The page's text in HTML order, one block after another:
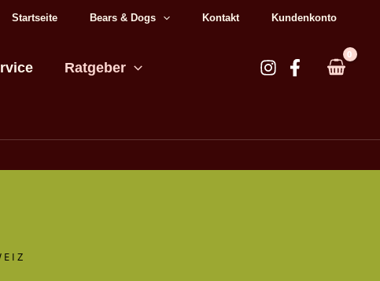
Startseite Bears & Dogs Kontakt Kundenkonto
Ratgeber